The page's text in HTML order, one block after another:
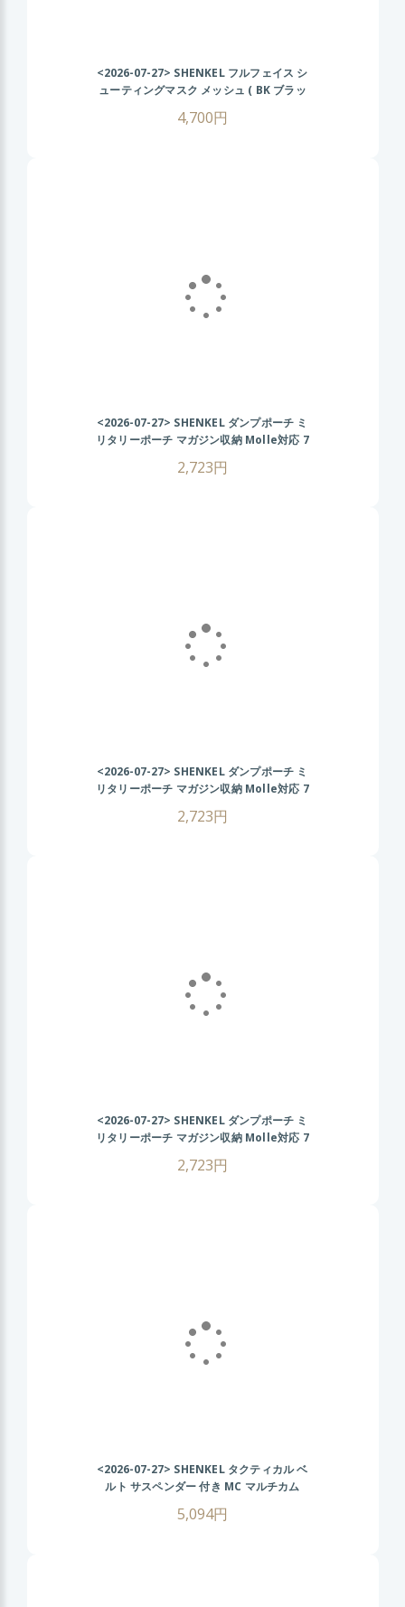
<2026-07-27> SHENKEL フルフェイス シ
ューティングマスク メッシュ ( BK ブラッ
ク ) フェイスガード サバゲー サバイバルゲ
ーム コスプレ
4,700円
<2026-07-27> SHENKEL ダンプポーチ ミ
リタリーポーチ マガジン収納 Molle対応 7
ーブドラブ
2,723円
<2026-07-27> SHENKEL ダンプポーチ ミ
リタリーポーチ マガジン収納 Molle対応 7
ク
2,723円
<2026-07-27> SHENKEL ダンプポーチ ミ
リタリーポーチ マガジン収納 Molle対応 7
2,723円
<2026-07-27> SHENKEL タクティカル ベ
ルト サスペンダー 付き MC マルチカム
MOLLE サバイバルゲーム
5,094円